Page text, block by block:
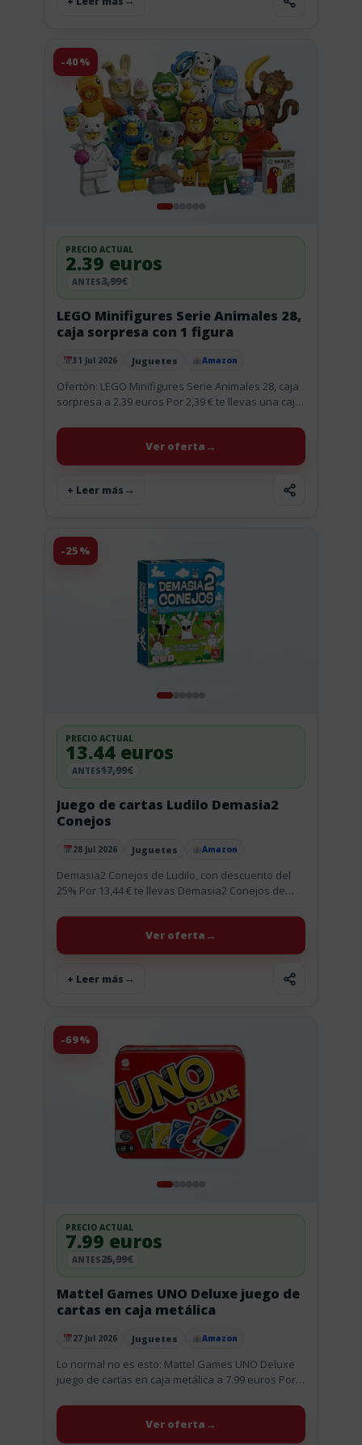
-40%
Publicado el
31 Jul 2026 Juguetes Amazon
LEGO Minifigures Serie Animales 28,
caja sorpresa con 1 figura
PRECIO ACTUAL
2.39 euros
ANTES3,99€
Ofertón: LEGO Minifigures Serie Animales 28, caja
sorpresa a 2.39 euros Por 2,39 € te llevas una caja
con...
+ Leer más
Ver oferta
-25%
Publicado el
28 Jul 2026 Juguetes Amazon
Juego de cartas Ludilo Demasia2
Conejos
PRECIO ACTUAL
13.44 euros
ANTES17,99€
Demasia2 Conejos de Ludilo, con descuento del
25% Por 13,44 € te llevas Demasia2 Conejos de
rápidas...
+ Leer más
Ver oferta
-69%
Publicado el
27 Jul 2026 Juguetes Amazon
Mattel Games UNO Deluxe juego de
cartas en caja metálica
PRECIO ACTUAL
7.99 euros
ANTES25,99€
Lo normal no es esto: Mattel Games UNO Deluxe
juego de cartas en caja metálica a 7.99 euros Por
Ver oferta